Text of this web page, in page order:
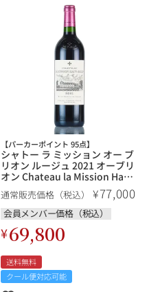
【パーカーポイント 95点】
シャトー ラ ミッション オー ブ
リオン ルージュ 2021 オーブリ
オン Chateau la Mission Haut-
Brion Rouge フランス ボルド
ー 赤ワイン
通常販売価格（税込） ¥77,000
会員メンバー価格（税込）
¥69,800
送料無料
クール便対応可能